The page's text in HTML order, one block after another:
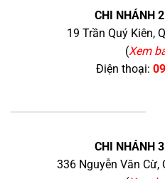
CHI NHÁNH
19 Trần Quý Kiên,
(Xem
Điện thoại:
CHI NHÁNH
336 Nguyễn Văn Cừ,